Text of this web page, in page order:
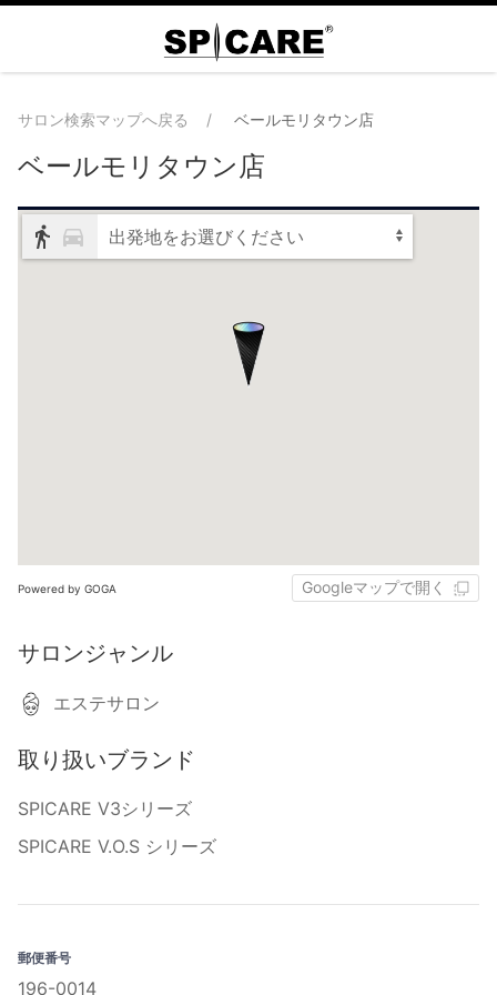
サロン検索マップへ戻る ベールモリタウン店
ベールモリタウン店
出発地をお選びください
Powered by GOGA Googleマップで開く
サロンジャンル
エステサロン
取り扱いブランド
SPICARE V3シリーズ
SPICARE V.O.S シリーズ
郵便番号
196-0014